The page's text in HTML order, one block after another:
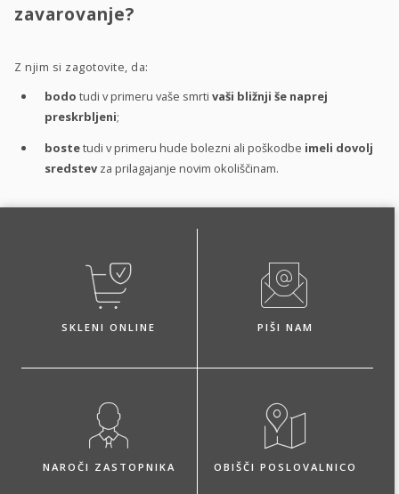
zavarovanje?
Z njim si zagotovite, da:
bodo tudi v primeru vaše smrti vaši bližnji še naprej
preskrbljeni;
bostetudi v primeru hude bolezni ali poškodbe imeli dovolj
sredstev za prilagajanje novim okoliščinam.
SKLENI ONLINE PIŠI NAM
NAROČI ZASTOPNIKA OBIŠČI POSLOVALNICO